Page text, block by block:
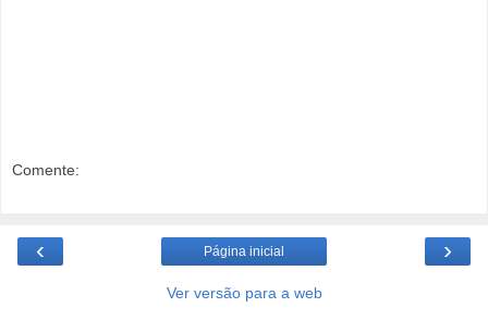
Comente:
‹ ›
Página inicial
Ver versão para a web